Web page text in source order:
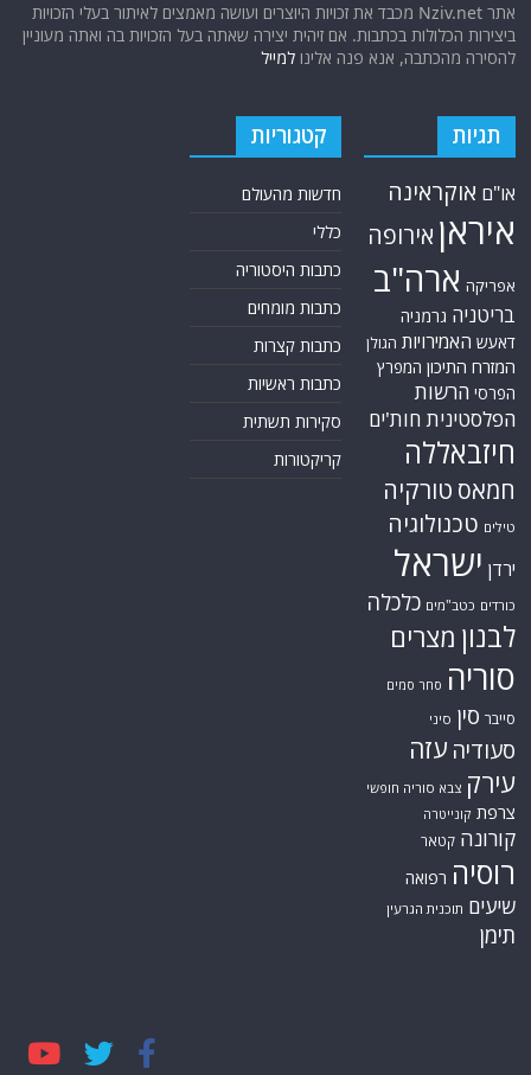
אתר Nziv.net מכבד את זכויות היוצרים ועושה מאמצים לאיתור בעלי הזכויות
ביצירות הכלולות בכתבות. אם זיהית יצירה שאתה בעל הזכויות בה ואתה מעוניין
להסירה מהכתבה, אנא פנה אלינולמייל
תגיות
או"ם אוקראינה
איראן אירופה
אפריקה ארה"ב
בריטניה גרמניה
דאעש האמירויות הגולן
המזרח התיכון המפרץ
הפרסי הרשות
הפלסטינית חות'ים
חיזבאללה
חמאס טורקיה
טילים טכנולוגיה
ירדן ישראל
כורדים כטב"מים כלכלה
לבנון מצרים
סוריה סחר סמים
סייבר סין סיני
סעודיה עזה
עירק צבא סוריה חופשי
צרפת קונייטרה
קורונה קטאר
רוסיה רפואה
שיעים תוכנית הגרעין
תימן
קטגוריות
חדשות מהעולם
כללי
כתבות היסטוריה
כתבות מומחים
כתבות קצרות
כתבות ראשיות
סקירות תשתית
קריקטורות